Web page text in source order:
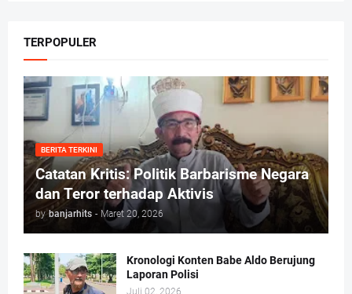
TERPOPULER
BERITA TERKINI
Catatan Kritis: Politik Barbarisme Negara
dan Teror terhadap Aktivis
by banjarhits - Maret 20, 2026
Kronologi Konten Babe Aldo Berujung
Laporan Polisi
Juli 02, 2026